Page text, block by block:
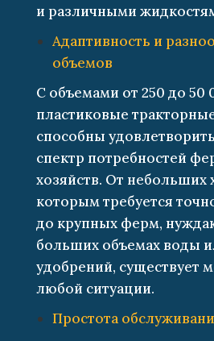
и различными
Адаптивность и
объемов
С объемами от 250 до 50
пластиковые
способны
спектр потребностей
хозяйств. От небольших
которым требуется
до крупных ферм,
больших объемах воды
удобрений, существует
любой ситуации.
Простота